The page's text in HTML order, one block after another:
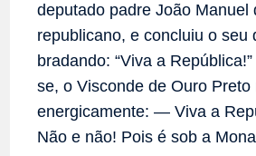
deputado padre João Manuel
republicano, e concluiu o seu
bradando: “Viva a
se, o Visconde de Ouro Preto
energicamente: — Viva a
Não e não! Pois é sob a